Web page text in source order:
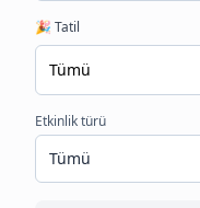
🎉 Tatil
Etkinlik türü
Tümü